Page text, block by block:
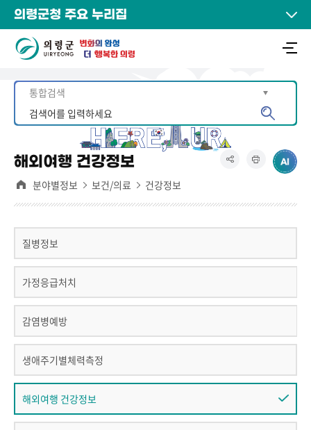
의령군청 주요 누리집
해외여행 건강정보
분야별정보 보건/의료 건강정보
질병정보
가정응급처치
감염병예방
생애주기별체력측정
해외여행 건강정보